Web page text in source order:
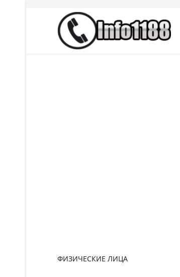
ФИЗИЧЕСКИЕ ЛИЦА